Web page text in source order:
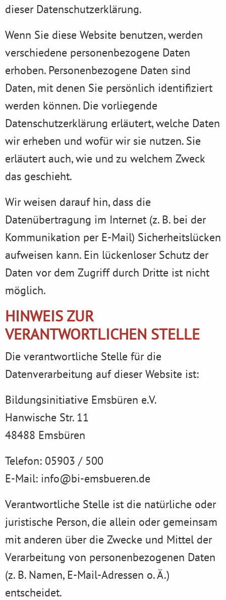
dieser Datenschutzerklärung.
Wenn Sie diese Website benutzen, werden
verschiedene personenbezogene Daten
erhoben. Personenbezogene Daten sind
Daten, mit denen Sie persönlich identifiziert
werden können. Die vorliegende
Datenschutzerklärung erläutert, welche Daten
wir erheben und wofür wir sie nutzen. Sie
erläutert auch, wie und zu welchem Zweck
das geschieht.
Wir weisen darauf hin, dass die
Datenübertragung im Internet (z. B. bei der
Kommunikation per E-Mail) Sicherheitslücken
aufweisen kann. Ein lückenloser Schutz der
Daten vor dem Zugriff durch Dritte ist nicht
möglich.
HINWEIS ZUR
VERANTWORTLICHEN STELLE
Die verantwortliche Stelle für die
Datenverarbeitung auf dieser Website ist:
Bildungsinitiative Emsbüren e.V.
Hanwische Str. 11
48488 Emsbüren
Telefon: 05903 / 500
E-Mail: info@bi-emsbueren.de
Verantwortliche Stelle ist die natürliche oder
juristische Person, die allein oder gemeinsam
mit anderen über die Zwecke und Mittel der
Verarbeitung von personenbezogenen Daten
(z. B. Namen, E-Mail-Adressen o. Ä.)
entscheidet.